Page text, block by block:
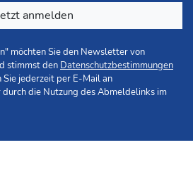
anmelden
möchten Sie den Newsletter von
stimmst den Datenschutzbestimmungen
jederzeit per E-Mail an
durch die Nutzung des Abmeldelinks im